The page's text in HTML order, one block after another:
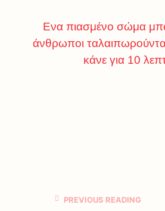
Ενα πιασμένο σώμα
άνθρωποι
κάνε για 10
PREVIOUS READING